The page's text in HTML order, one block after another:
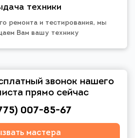
техники
ремонта и тестирования, мы
Вам вашу технику
звонок нашего
прямо сейчас
007-85-67
мастера